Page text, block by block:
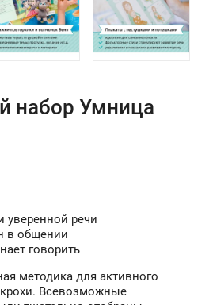
набор Умница
уверенной речи
в общении
говорить
методика для активного
Всевозможные